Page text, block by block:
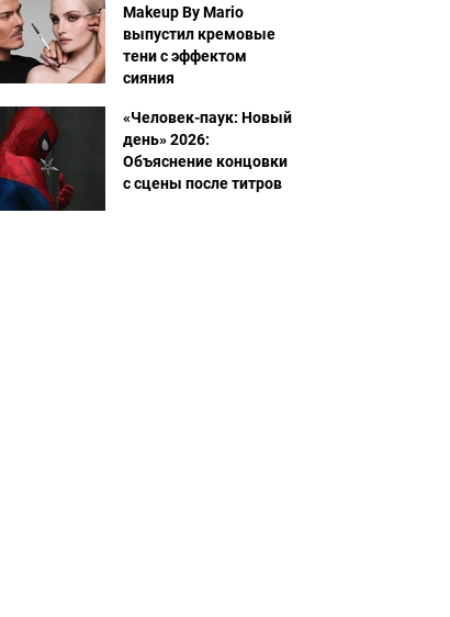
Makeup By Mario
выпустил кремовые
тени с эффектом
сияния
«Человек-паук: Новый
день» 2026:
Объяснение концовки
с сцены после титров